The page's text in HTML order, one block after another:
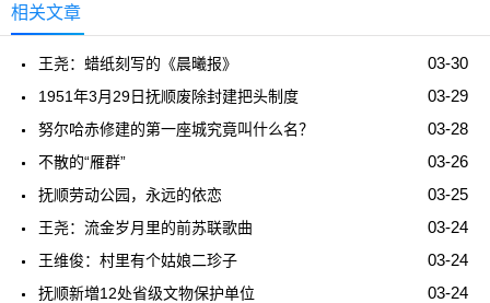
相关文章
03-30
王尧：蜡纸刻写的《晨曦报》
03-29
1951年3月29日抚顺废除封建把头制度
03-28
努尔哈赤修建的第一座城究竟叫什么名？
03-26
不散的“雁群”
03-25
抚顺劳动公园，永远的依恋
03-24
王尧：流金岁月里的前苏联歌曲
03-24
王维俊：村里有个姑娘二珍子
03-24
抚顺新増12处省级文物保护单位